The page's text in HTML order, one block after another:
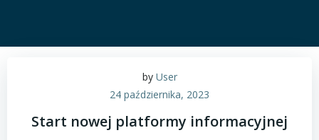
by User
24 października, 2023
Start nowej platformy informacyjnej